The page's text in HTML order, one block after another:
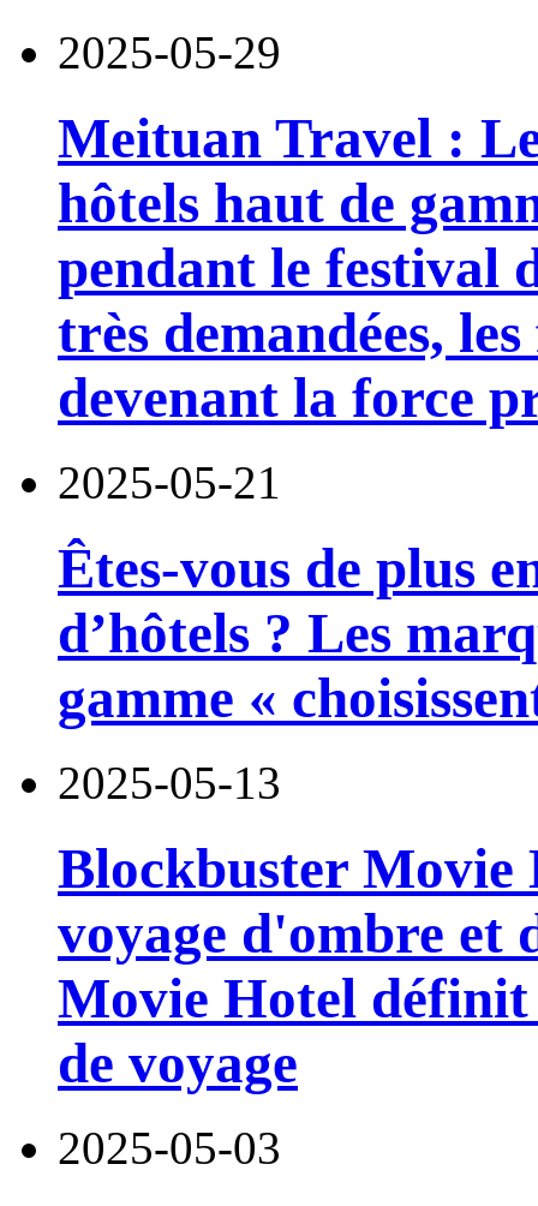
2025-05-29
Meituan Travel :
hôtels haut de
pendant le festival
très demandées,
devenant la force
2025-05-21
Êtes-vous de plus
d’hôtels ? Les
gamme «
2025-05-13
Blockbuster Movie
voyage d'ombre et
Movie Hotel définit
de voyage
2025-05-03